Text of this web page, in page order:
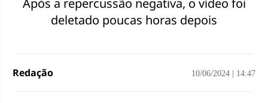
Após a repercussão negativa, o vídeo foi
deletado poucas horas depois
Redação 10/06/2024 14:47